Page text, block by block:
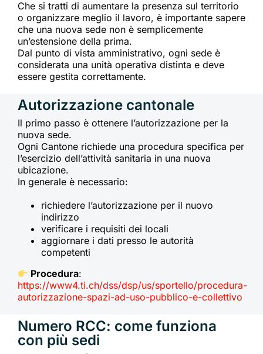
Che si tratti di aumentare la presenza sul territorio
o organizzare meglio il lavoro, è importante sapere
che una nuova sede non è semplicemente
un’estensione della prima.
Dal punto di vista amministrativo, ogni sede è
considerata una unità operativa distinta e deve
essere gestita correttamente.
Autorizzazione cantonale
Il primo passo è ottenere l’autorizzazione per la
nuova sede.
Ogni Cantone richiede una procedura specifica per
l’esercizio dell’attività sanitaria in una nuova
ubicazione.
In generale è necessario:
richiedere l’autorizzazione per il nuovo
indirizzo
verificare i requisiti dei locali
aggiornare i dati presso le autorità
competenti
Procedura:
https://www4.ti.ch/dss/dsp/us/sportello/procedura-
autorizzazione-spazi-ad-uso-pubblico-e-collettivo
Numero RCC: come funziona
con più sedi